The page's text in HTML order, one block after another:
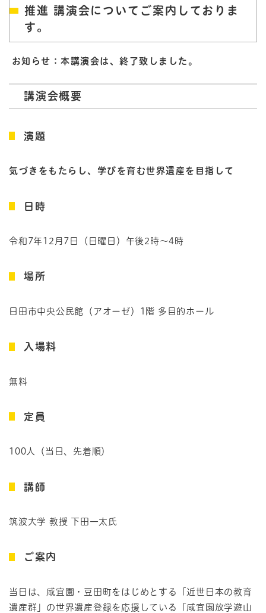
推進 講演会についてご案内しておりま
す。
お知らせ：本講演会は、終了致しました。
講演会概要
演題
気づきをもたらし、学びを育む世界遺産を目指して
日時
令和7年12月7日（日曜日）午後2時～4時
場所
日田市中央公民館（アオーゼ）1階 多目的ホール
入場料
無料
定員
100人（当日、先着順）
講師
筑波大学 教授 下田一太氏
ご案内
当日は、咸宜園・豆田町をはじめとする「近世日本の教育
遺産群」の世界遺産登録を応援している「咸宜園放学遊山